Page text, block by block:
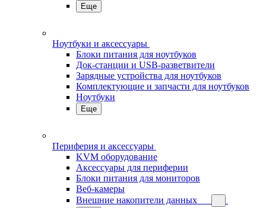
Еще
Ноутбуки и аксессуары
Блоки питания для ноутбуков
Док-станции и USB-разветвители
Зарядные устройства для ноутбуков
Комплектующие и запчасти для ноутбуков
Ноутбуки
Еще
Периферия и аксессуары
KVM оборудование
Аксессуары для периферии
Блоки питания для мониторов
Веб-камеры
Внешние накопители данных